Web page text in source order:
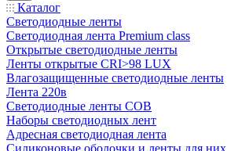
Каталог
Светодиодные ленты
Светодиодная лента Premium class
Открытые светодиодные ленты
Ленты открытые CRI>98 LUX
Влагозащищенные светодиодные ленты
Лента 220в
Светодиодные ленты COB
Наборы светодиодных лент
Адресная светодиодная лента
Силиконовые оболочки и ленты для них